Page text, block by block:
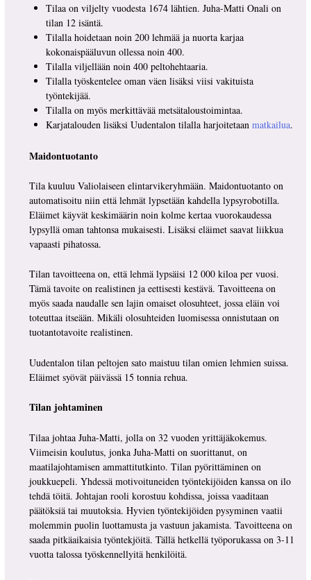
Tilaa on viljelty vuodesta 1674 lähtien. Juha-Matti Onali on
tilan 12 isäntä.
Tilalla hoidetaan noin 200 lehmää ja nuorta karjaa
kokonaispääluvun ollessa noin 400.
Tilalla viljellään noin 400 peltohehtaaria.
Tilalla työskentelee oman väen lisäksi viisi vakituista
työntekijää.
Tilalla on myös merkittävää metsätaloustoimintaa.
Karjatalouden lisäksi Uudentalon tilalla harjoitetaan matkailua.
Maidontuotanto
Tila kuuluu Valiolaiseen elintarvikeryhmään. Maidontuotanto on
automatisoitu niin että lehmät lypsetään kahdella lypsyrobotilla.
Eläimet käyvät keskimäärin noin kolme kertaa vuorokaudessa
lypsyllä oman tahtonsa mukaisesti. Lisäksi eläimet saavat liikkua
vapaasti pihatossa.
Tilan tavoitteena on, että lehmä lypsäisi 12 000 kiloa per vuosi.
Tämä tavoite on realistinen ja eettisesti kestävä. Tavoitteena on
myös saada naudalle sen lajin omaiset olosuhteet, jossa eläin voi
toteuttaa itseään. Mikäli olosuhteiden luomisessa onnistutaan on
tuotantotavoite realistinen.
Uudentalon tilan peltojen sato maistuu tilan omien lehmien suissa.
Eläimet syövät päivässä 15 tonnia rehua.
Tilan johtaminen
Tilaa johtaa Juha-Matti, jolla on 32 vuoden yrittäjäkokemus.
Viimeisin koulutus, jonka Juha-Matti on suorittanut, on
maatilajohtamisen ammattitutkinto. Tilan pyörittäminen on
joukkuepeli. Yhdessä motivoituneiden työntekijöiden kanssa on ilo
tehdä töitä. Johtajan rooli korostuu kohdissa, joissa vaaditaan
päätöksiä tai muutoksia. Hyvien työntekijöiden pysyminen vaatii
molemmin puolin luottamusta ja vastuun jakamista. Tavoitteena on
saada pitkäaikaisia työntekjöitä. Tällä hetkellä työporukassa on 3-11
vuotta talossa työskennellyitä henkilöitä.